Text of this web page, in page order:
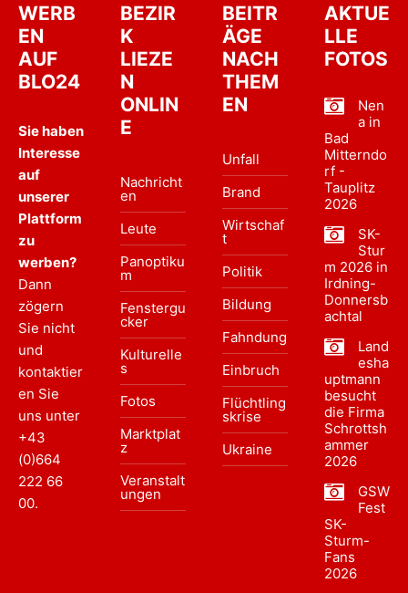
WERB
EN
AUF
BLO24
Sie haben
Interesse
auf
unserer
Plattform
zu
werben?
Dann
zögern
Sie nicht
und
kontaktier
en Sie
uns unter
+43
(0)664
222 66
00.
BEZIR
K
LIEZE
N
ONLIN
E
Nachricht
en
Leute
Panoptiku
m
Fenstergu
cker
Kulturelle
s
Fotos
Marktplat
z
Veranstalt
ungen
BEITR
ÄGE
NACH
THEM
EN
Unfall
Brand
Wirtschaf
t
Politik
Bildung
Fahndung
Einbruch
Flüchtling
skrise
Ukraine
AKTUE
LLE
FOTOS
Nen
a in
Bad
Mitterndo
rf -
Tauplitz
2026
SK-
Stur
m 2026 in
Irdning-
Donnersb
achtal
Land
esha
uptmann
besucht
die Firma
Schrottsh
ammer
2026
GSW
Fest
SK-
Sturm-
Fans
2026